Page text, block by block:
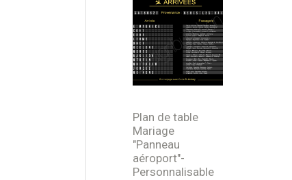
Plan de table
Mariage
"Panneau
aéroport"-
Personnalisable